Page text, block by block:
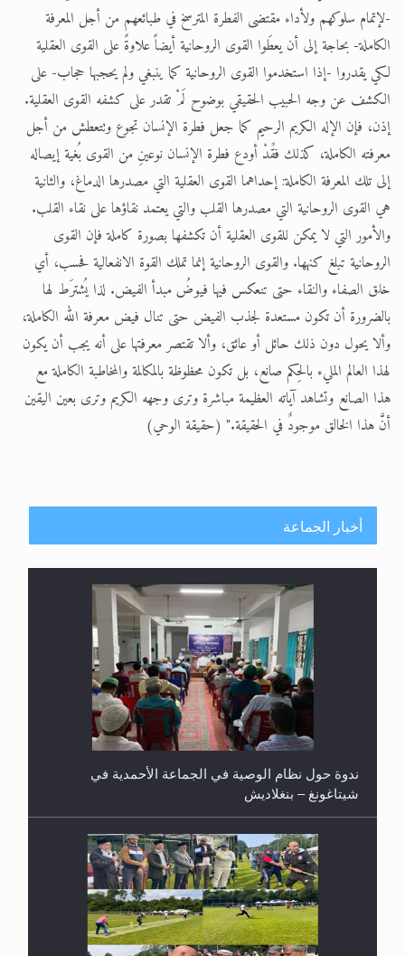
-لإتمام سلوكهم ولأداء مقتضى الفطرة المترسخ في طبائعهم من أجل المعرفة
الكاملة- بحاجة إلى أن يعطَوا القوى الروحانية أيضاً علاوةً على القوى العقلية
لكي يقدروا -إذا استخدموا القوى الروحانية كما ينبغي ولم يحجبها حجاب- على
الكشف عن وجه الحبيب الحقيقي بوضوح لَمْ تقدر على كشفه القوى العقلية.
إذن، فإن الإله الكريم الرحيم كما جعل فطرة الإنسان تجوع وتتعطش من أجل
معرفته الكاملة، كذلك فقََدْ أودع فطرة الإنسان نوعينِ من القوى بُغية إيصاله
إلى تلك المعرفة الكاملة: إحداهما القوى العقلية التي مصدرها الدماغ، والثانية
هي القوى الروحانية التي مصدرها القلب والتي يعتمد نقاؤها على نقاء القلب.
والأمور التي لا يمكن للقوى العقلية أن تكشفها بصورة كاملة فإن القوى
الروحانية تبلغ كنهها. والقوى الروحانية إنما تملك القوة الانفعالية فحسب، أي
خلق الصفاء والنقاء حتى تنعكس فيها فيوضُ مبدأ الفيض. لذا يُشترَط لها
بالضرورة أن تكون مستعدة لجذب الفيض حتى تنال فيض معرفة الله الكاملة،
وألا يحول دون ذلك حائل أو عائق، وألا تقتصر معرفتها على أنه يجب أن يكون
لهذا العالم المليء بالحِكم صانع، بل تكون محظوظة بالمكالمة والمخاطبة الكاملة مع
هذا الصانع وتشاهد آياته العظيمة مباشرة وترى وجهه الكريم وترى بعين اليقين
أنَّ هذا الخالق موجودٌ في الحقيقة." (حقيقة الوحي)
أخبار الجماعة
اليوم الوطني الرياضي لمجلس أنصار الله في هولندا